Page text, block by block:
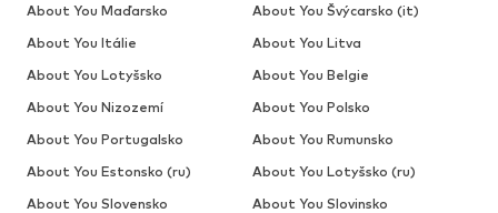
About You Maďarsko
About You Švýcarsko (it)
About You Itálie
About You Litva
About You Lotyšsko
About You Belgie
About You Nizozemí
About You Polsko
About You Portugalsko
About You Rumunsko
About You Estonsko (ru)
About You Lotyšsko (ru)
About You Slovensko
About You Slovinsko